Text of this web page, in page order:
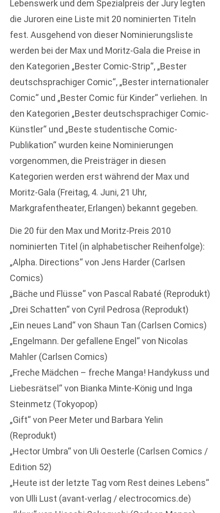
Lebenswerk und dem Spezialpreis der Jury legten
die Juroren eine Liste mit 20 nominierten Titeln
fest. Ausgehend von dieser Nominierungsliste
werden bei der Max und Moritz-Gala die Preise in
den Kategorien „Bester Comic-Strip“, „Bester
deutschsprachiger Comic“, „Bester internationaler
Comic“ und „Bester Comic für Kinder“ verliehen. In
den Kategorien „Bester deutschsprachiger Comic-
Künstler“ und „Beste studentische Comic-
Publikation“ wurden keine Nominierungen
vorgenommen, die Preisträger in diesen
Kategorien werden erst während der Max und
Moritz-Gala (Freitag, 4. Juni, 21 Uhr,
Markgrafentheater, Erlangen) bekannt gegeben.
Die 20 für den Max und Moritz-Preis 2010
nominierten Titel (in alphabetischer Reihenfolge):
„Alpha. Directions“ von Jens Harder (Carlsen
Comics)
„Bäche und Flüsse“ von Pascal Rabaté (Reprodukt)
„Drei Schatten“ von Cyril Pedrosa (Reprodukt)
„Ein neues Land“ von Shaun Tan (Carlsen Comics)
„Engelmann. Der gefallene Engel“ von Nicolas
Mahler (Carlsen Comics)
„Freche Mädchen – freche Manga! Handykuss und
Liebesrätsel“ von Bianka Minte-König und Inga
Steinmetz (Tokyopop)
„Gift“ von Peer Meter und Barbara Yelin
(Reprodukt)
„Hector Umbra“ von Uli Oesterle (Carlsen Comics /
Edition 52)
„Heute ist der letzte Tag vom Rest deines Lebens“
von Ulli Lust (avant-verlag / electrocomics.de)